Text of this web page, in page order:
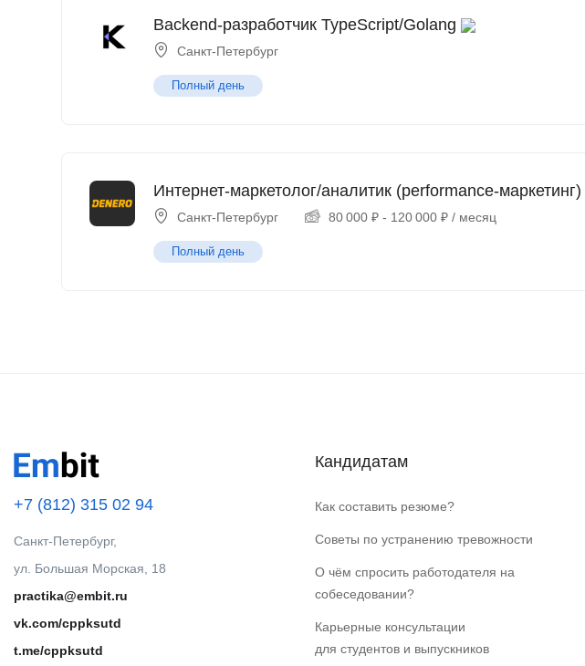
Backend-разработчик TypeScript/Golang
Санкт-Петербург
Полный день
Интернет-маркетолог/аналитик (performance-маркетинг)
Санкт-Петербург 80 000 ₽ - 120 000 ₽ / месяц
Полный день
+7 (812) 315 02 94
Санкт-Петербург,
ул. Большая Морская, 18
practika@embit.ru
vk.com/cppksutd
t.me/cppksutd
Кандидатам
Как составить резюме?
Советы по устранению тревожности
О чём спросить работодателя на
собеседовании?
Карьерные консультации
для студентов и выпускников